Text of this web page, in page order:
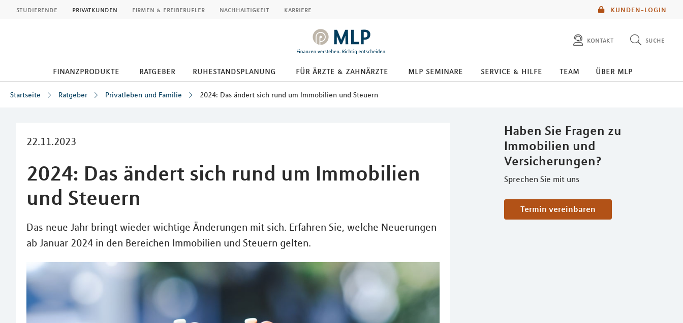
KUNDEN-LOGIN
studierende privatkunden firmen & freiberufler nachhaltigkeit karriere
kontakt suche
diese website durchsuchen
finanzprodukte ratgeber ruhestandsplanung für ärzte & zahnärzte mlp seminare service & hilfe team über mlp
Startseite Ratgeber Privatleben und Familie 2024: Das ändert sich rund um Immobilien und Steuern
22.11.2023
2024: Das ändert sich rund um Immobilien
und Steuern
Das neue Jahr bringt wieder wichtige Änderungen mit sich. Erfahren Sie, welche Neuerungen
ab Januar 2024 in den Bereichen Immobilien und Steuern gelten.
Haben Sie Fragen zu
Immobilien und
Versicherungen?
Sprechen Sie mit uns
Termin vereinbaren